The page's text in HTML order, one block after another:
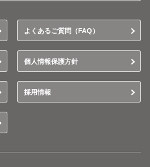
よくあるご質問（FAQ）
個人情報保護方針
採用情報